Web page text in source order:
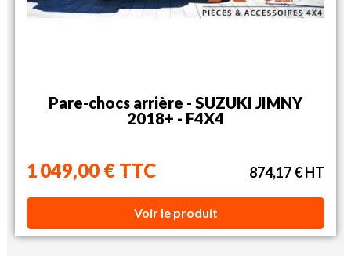
Pare-chocs arrière - SUZUKI JIMNY
2018+ - F4X4
1 049,00 € TTC 874,17 € HT
Voir le produit